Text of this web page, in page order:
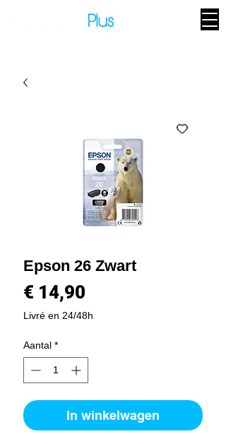
Epson 26 Zwart
€ 14,90
Livré en 24/48h
Aantal *
In winkelwagen